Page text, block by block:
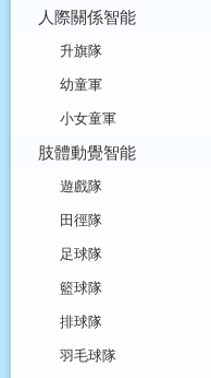
人際關係智能
升旗隊
幼童軍
小女童軍
肢體動覺智能
遊戲隊
田徑隊
足球隊
籃球隊
排球隊
羽毛球隊